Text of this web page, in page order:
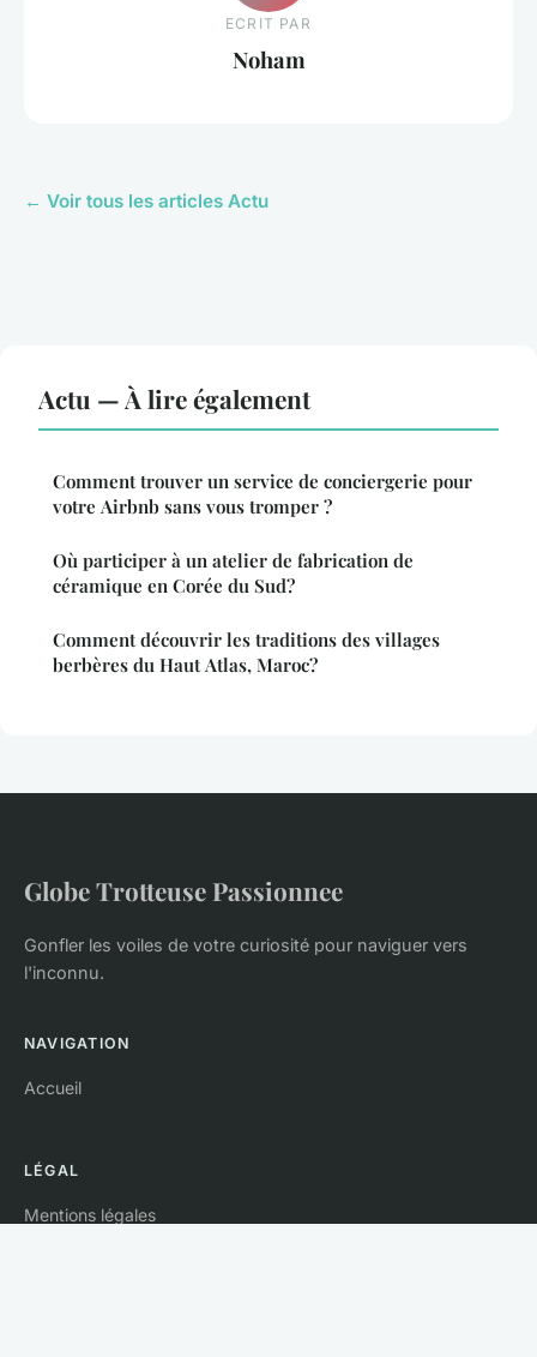
ECRIT PAR
Noham
← Voir tous les articles Actu
Actu — À lire également
Comment trouver un service de conciergerie pour
votre Airbnb sans vous tromper ?
Où participer à un atelier de fabrication de
céramique en Corée du Sud?
Comment découvrir les traditions des villages
berbères du Haut Atlas, Maroc?
Globe Trotteuse Passionnee
Gonfler les voiles de votre curiosité pour naviguer vers
l'inconnu.
NAVIGATION
Accueil
LÉGAL
Mentions légales